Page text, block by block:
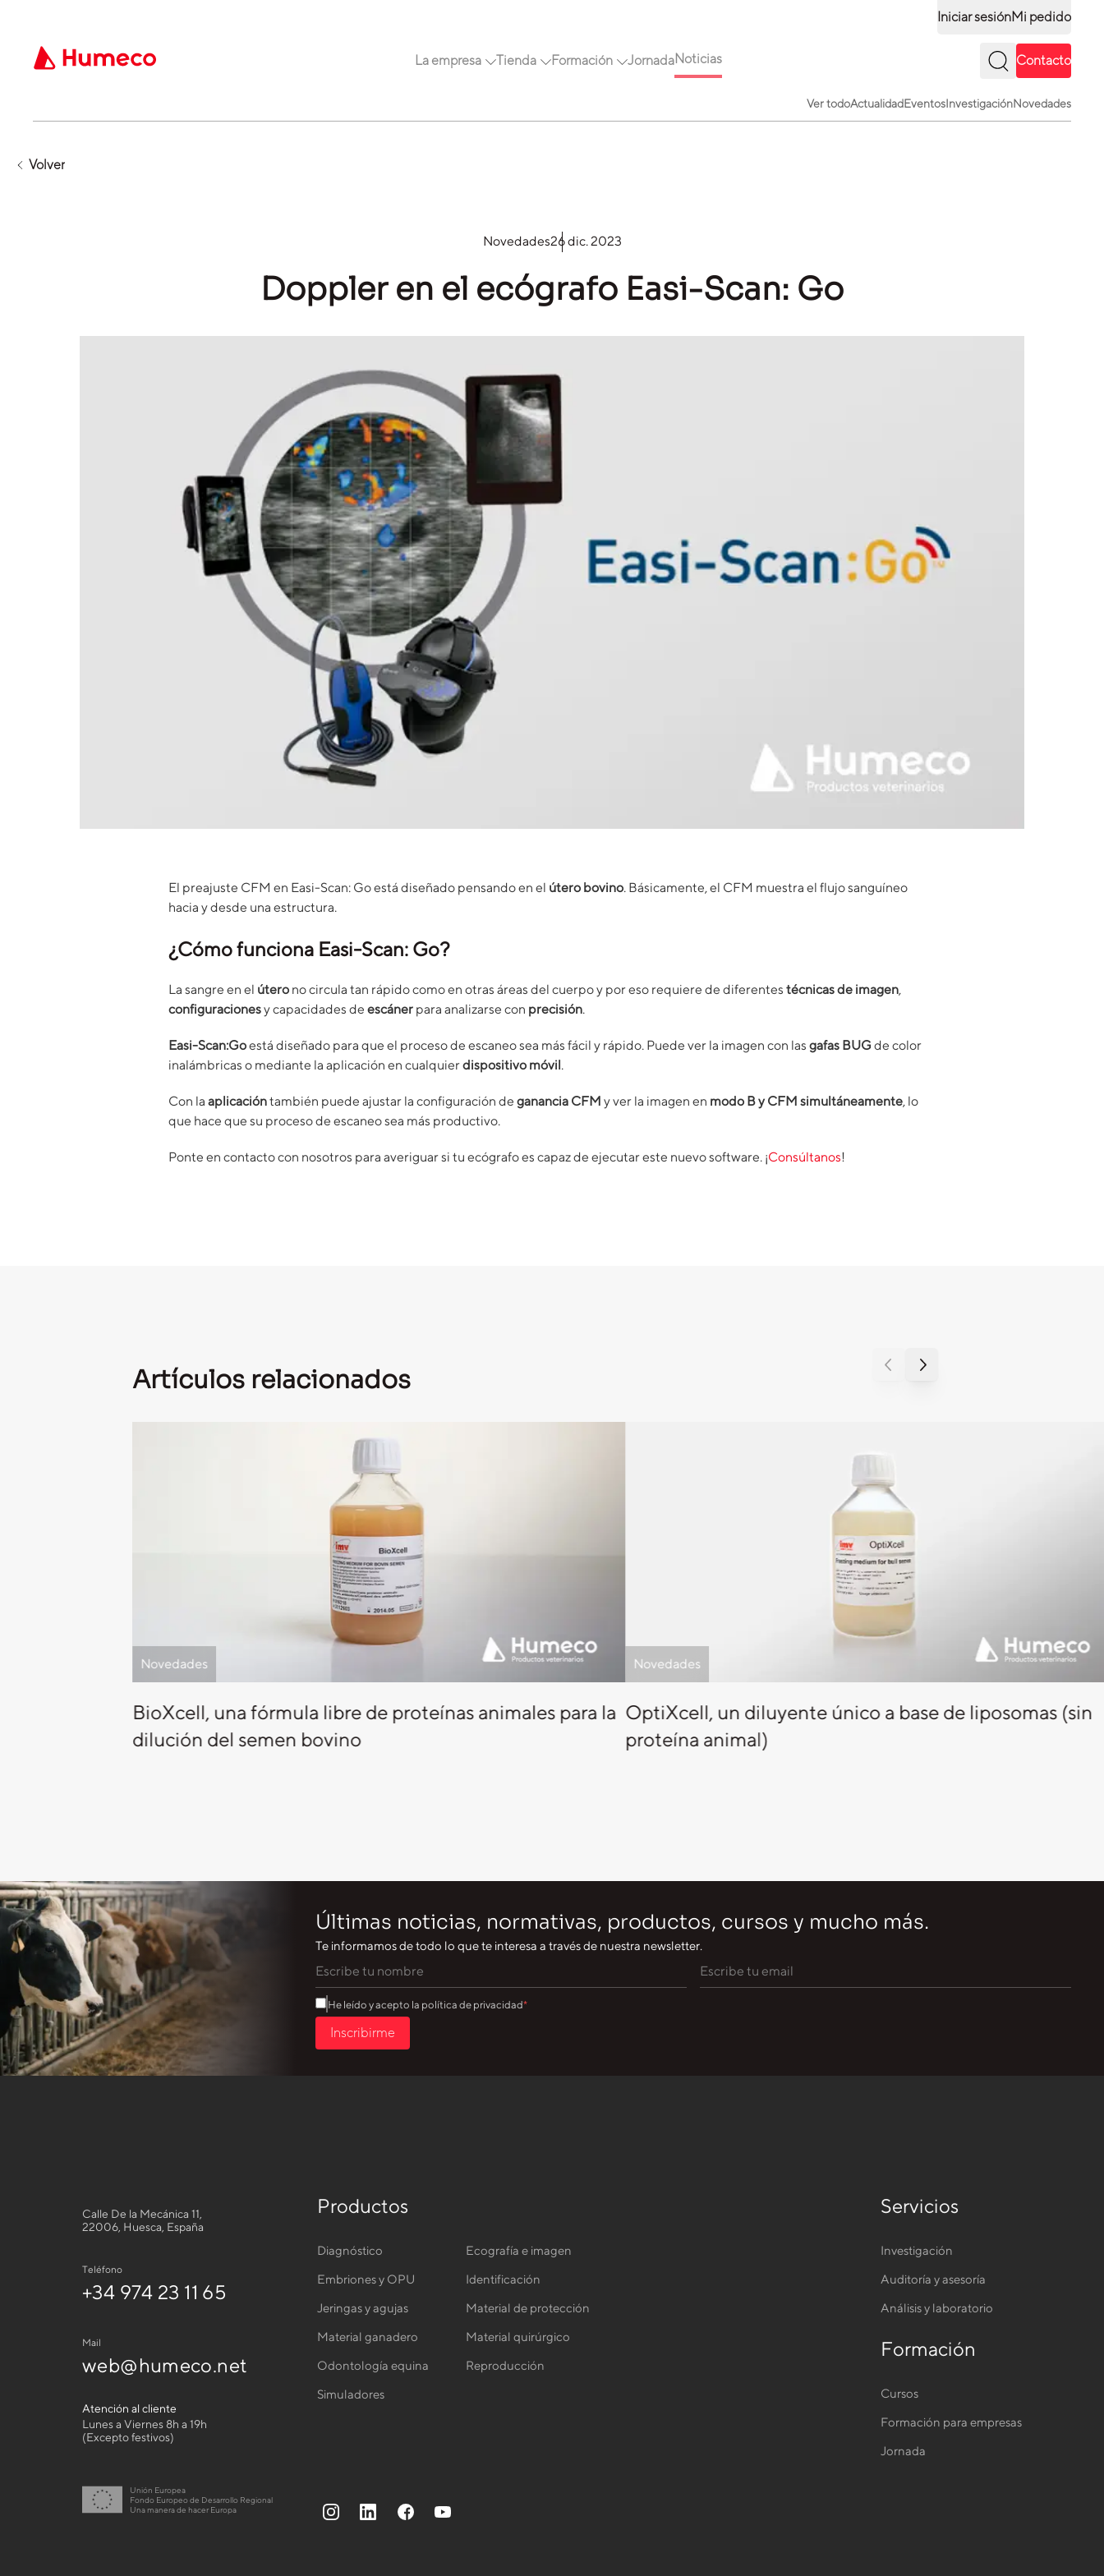
Iniciar sesiónMi pedido
La empresa Tienda Formación JornadaNoticias Contacto
Ver todoActualidadEventosInvestigaciónNovedades
Volver
Novedades26 dic. 2023
Doppler en el ecógrafo Easi-Scan: Go
El preajuste CFM en Easi-Scan: Go está diseñado pensando en el útero bovino. Básicamente, el CFM muestra el flujo sanguíneo
hacia y desde una estructura.
¿Cómo funciona Easi-Scan: Go?
La sangre en el útero no circula tan rápido como en otras áreas del cuerpo y por eso requiere de diferentes técnicas de imagen,
configuracionesy capacidades de escáner para analizarse con precisión.
Easi-Scan:Goestá diseñado para que el proceso de escaneo sea más fácil y rápido. Puede ver la imagen con las gafas BUG de color
inalámbricas o mediante la aplicación en cualquierdispositivo móvil.
Con la aplicacióntambién puede ajustar la configuración de ganancia CFM y ver la imagen en modo B y CFM simultáneamente, lo
que hace que su proceso de escaneo sea más productivo.
Ponte en contacto con nosotros para averiguar si tu ecógrafo es capaz de ejecutar este nuevo software. ¡Consúltanos!
Artículos relacionados
Novedades
BioXcell, una fórmula libre de proteínas animales para la
dilución del semen bovino
Novedades
OptiXcell, un diluyente único a base de liposomas (sin
proteína animal)
Últimas noticias, normativas, productos, cursos y mucho más.
Te informamos de todo lo que te interesa a través de nuestra newsletter.
He leído y acepto la política de privacidad
Inscribirme
Calle De la Mecánica 11,
22006, Huesca, España
Teléfono
+34 974 23 11 65
Mail
web@humeco.net
Atención al cliente
Lunes a Viernes 8h a 19h
(Excepto festivos)
Unión Europea
Fondo Europeo de Desarrollo Regional
Una manera de hacer Europa
Productos
Diagnóstico Ecografía e imagen
Embriones y OPU Identificación
Jeringas y agujas Material de protección
Material ganadero Material quirúrgico
Odontología equina Reproducción
Simuladores
Servicios
Investigación
Auditoría y asesoría
Análisis y laboratorio
Formación
Cursos
Formación para empresas
Jornada